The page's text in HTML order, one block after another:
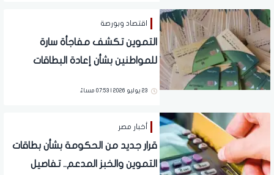
اقتصاد وبورصة
التموين تكشف مفاجأة سارة
للمواطنين بشأن إعادة البطاقات
23 يوليو 2026 | 07:53 مساءً
أخبار مصر
قرار جديد من الحكومة بشأن بطاقات
التموين والخبز المدعم.. تفاصيل